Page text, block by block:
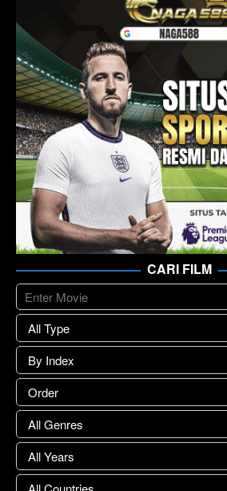
CARI FILM